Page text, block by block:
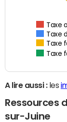
Taxe
Taxe
Taxe
Taxe
A lire aussi :les
Ressources
sur-Juine